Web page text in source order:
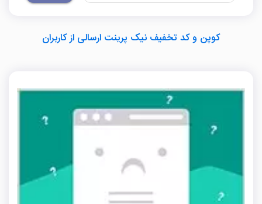
کوپن و کد تخفیف نیک پرینت ارسالی از کاربران